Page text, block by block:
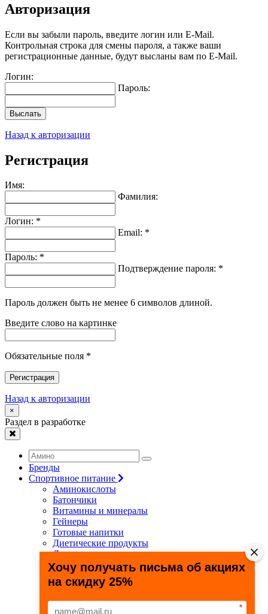
Авторизация
Если вы забыли пароль, введите логин или E-Mail.
Контрольная строка для смены пароля, а также ваши
регистрационные данные, будут высланы вам по E-Mail.
Логин:
Пароль:
Выслать
Назад к авторизации
Регистрация
Имя:
Фамилия:
Логин: *
Email: *
Пароль: *
Подтверждение пароля: *
Пароль должен быть не менее 6 символов длиной.
Введите слово на картинке
Обязательные поля *
Регистрация
Назад к авторизации
×
Раздел в разработке
Бренды
Спортивное питание
Аминокислоты
Батончики
Витамины и минералы
Гейнеры
Готовые напитки
Диетические продукты
Для связок и суставов
Жиросжигатели
Здоровье и долголетие
Креатин
Специальные препараты
Хочу получать письма об акциях
на скидку 25%
*